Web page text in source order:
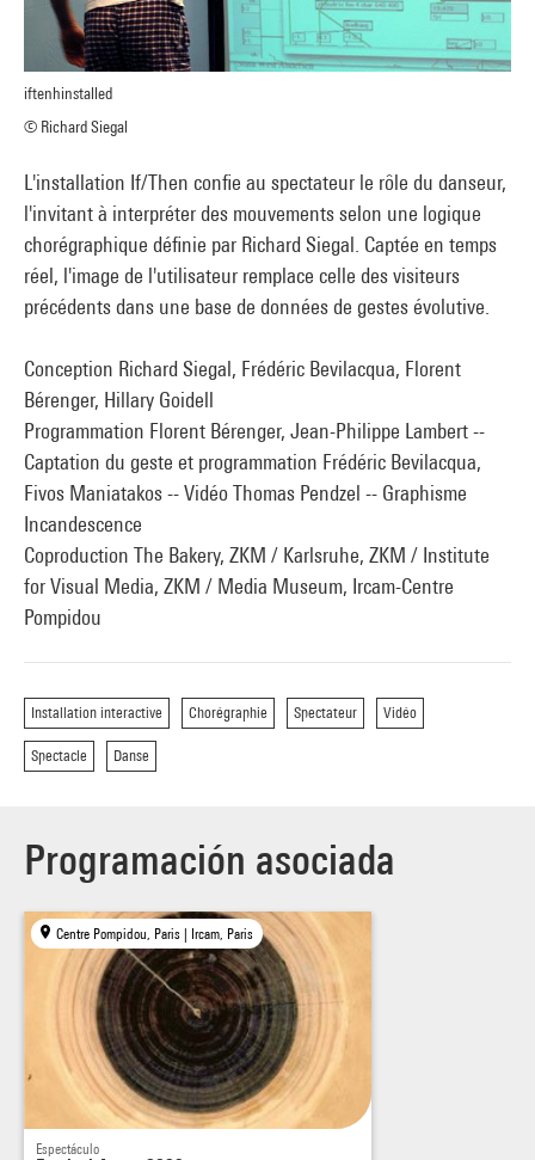
iftenhinstalled
© Richard Siegal
L'installation If/Then confie au spectateur le rôle du danseur,
l'invitant à interpréter des mouvements selon une logique
chorégraphique définie par Richard Siegal. Captée en temps
réel, l'image de l'utilisateur remplace celle des visiteurs
précédents dans une base de données de gestes évolutive.
Conception Richard Siegal, Frédéric Bevilacqua, Florent
Bérenger, Hillary Goidell
Programmation Florent Bérenger, Jean-Philippe Lambert --
Captation du geste et programmation Frédéric Bevilacqua,
Fivos Maniatakos -- Vidéo Thomas Pendzel -- Graphisme
Incandescence
Coproduction The Bakery, ZKM / Karlsruhe, ZKM / Institute
for Visual Media, ZKM / Media Museum, Ircam-Centre
Pompidou
Installation interactive Chorégraphie Spectateur Vidéo
Spectacle Danse
Programación asociada
Centre Pompidou, Paris | Ircam, Paris
Espectáculo